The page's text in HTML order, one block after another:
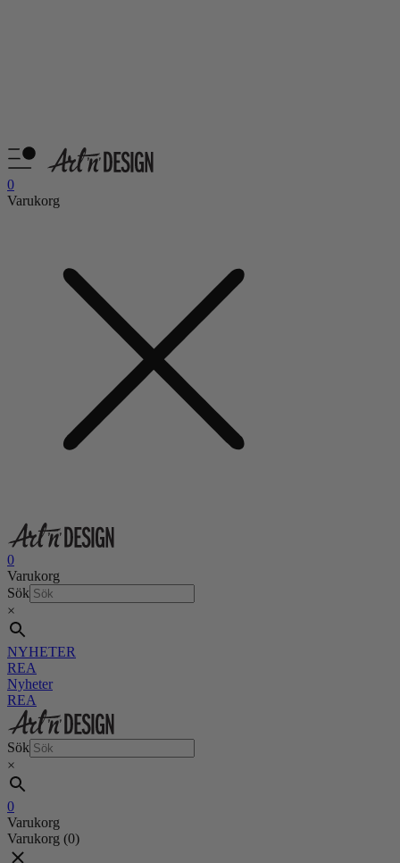
0
Varukorg
0
Varukorg
Sök
×
NYHETER
REA
Nyheter
REA
Sök
×
0
Varukorg
Varukorg (0)